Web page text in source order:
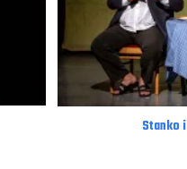
Stanko